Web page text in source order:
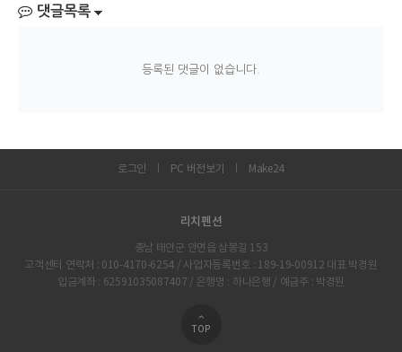
댓글목록
등록된 댓글이 없습니다.
로그인 PC 버전보기 Make24
리치펜션
충남 태안군 안면읍 삼봉길 153
고객센터 연락처 : 010-4170-6254 / 사업자등록번호 : 189-19-00912 대표 박경원
입금계좌 : 62591035087407 / 은행명 : 하나은행 / 예금주 : 박경원
TOP